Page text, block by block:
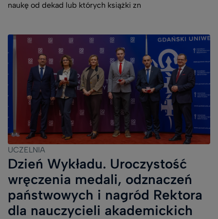
naukę od dekad lub których książki zn
UCZELNIA
Dzień Wykładu. Uroczystość
wręczenia medali, odznaczeń
państwowych i nagród Rektora
dla nauczycieli akademickich